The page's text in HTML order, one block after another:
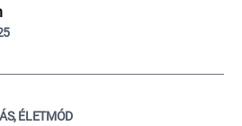
ÉLETMÓD